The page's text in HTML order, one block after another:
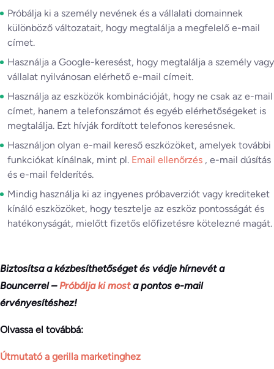
Próbálja ki a személy nevének és a vállalati domainnek
különböző változatait, hogy megtalálja a megfelelő e-mail
címet.
Használja a Google-keresést, hogy megtalálja a személy vagy
vállalat nyilvánosan elérhető e-mail címeit.
Használja az eszközök kombinációját, hogy ne csak az e-mail
címet, hanem a telefonszámot és egyéb elérhetőségeket is
megtalálja. Ezt hívják fordított telefonos keresésnek.
Használjon olyan e-mail kereső eszközöket, amelyek további
funkciókat kínálnak, mint pl. Email ellenőrzés , e-mail dúsítás
és e-mail felderítés.
Mindig használja ki az ingyenes próbaverziót vagy krediteket
kínáló eszközöket, hogy tesztelje az eszköz pontosságát és
hatékonyságát, mielőtt fizetős előfizetésre kötelezné magát.
Biztosítsa a kézbesíthetőséget és védje hírnevét a
Bouncerrel –Próbálja ki mosta pontos e-mail
érvényesítéshez!
Olvassa el továbbá:
Útmutató a gerilla marketinghez